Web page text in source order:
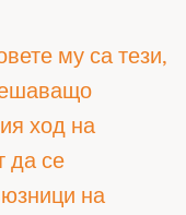
му са тези,
ход на
да се
на